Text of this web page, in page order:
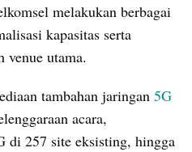
melakukan berbagai
kapasitas serta
venue utama.
tambahan jaringan 5G
acara,
di 257 site eksisting, hingga